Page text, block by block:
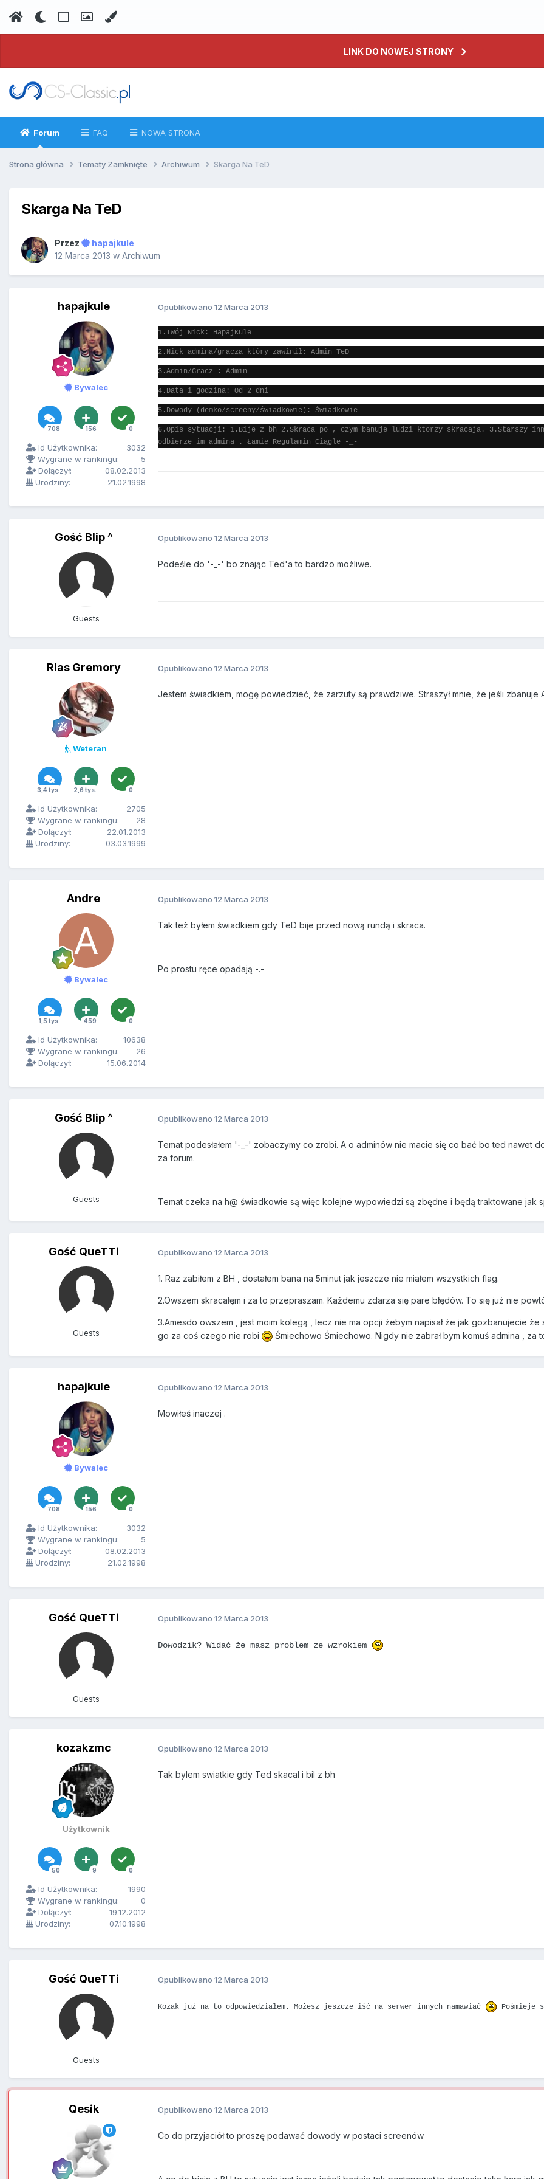
LINK DO NOWEJ STRONY
Forum FAQ NOWA STRONA
Strona główna Tematy Zamknięte Archiwum Skarga Na TeD
Skarga Na TeD
Przez
hapajkule
12 Marca 2013 w Archiwum
hapajkule
Bywalec
708 156 0
Id Użytkownika:
3032
Wygrane w rankingu:
5
Dołączył:
08.02.2013
Urodziny:
21.02.1998
Opublikowano 12 Marca 2013
1.Twój Nick: HapajKule
2.Nick admina/gracza który zawinił: Admin TeD
3.Admin/Gracz : Admin
4.Data i godzina: Od 2 dni
5.Dowody (demko/screeny/świadkowie): Świadkowie
6.Opis sytuacji: 1.Bije z bh 2.Skraca po , czym banuje ludzi ktorzy skracaja. 3.Starszy
odbierze im admina . Łamie Regulamin Ciągle -_-
Gość Blip ^
Guests
Opublikowano 12 Marca 2013
Podeśle do '-_-' bo znając Ted'a to bardzo możliwe.
Rias Gremory
Weteran
3,4 tys. 2,6 tys. 0
Id Użytkownika:
2705
Wygrane w rankingu:
28
Dołączył:
22.01.2013
Urodziny:
03.03.1999
Opublikowano 12 Marca 2013
Jestem świadkiem, mogę powiedzieć, że zarzuty są prawdziwe. Straszył mnie, że jeśli zbanuje
Andre
Bywalec
1,5 tys. 459 0
Id Użytkownika:
10638
Wygrane w rankingu:
26
Dołączył:
15.06.2014
Opublikowano 12 Marca 2013
Tak też byłem świadkiem gdy TeD bije przed nową rundą i skraca.
Po prostu ręce opadają -.-
Gość Blip ^
Guests
Opublikowano 12 Marca 2013
Temat podesłałem '-_-' zobaczymy co zrobi. A o adminów nie macie się co bać bo ted nawet
za forum.
Temat czeka na h@ świadkowie są więc kolejne wypowiedzi są zbędne i będą traktowane jak
Gość QueTTi
Guests
Opublikowano 12 Marca 2013
1. Raz zabiłem z BH , dostałem bana na 5minut jak jeszcze nie miałem wszystkich flag.
2.Owszem skracałęm i za to przepraszam. Każdemu zdarza się pare błędów. To się już nie
3.Amesdo owszem , jest moim kolegą , lecz nie ma opcji żebym napisał że jak gozbanujecie
go za coś czego nie robi
Śmiechowo Śmiechowo. Nigdy nie zabrał bym komuś admina ,
hapajkule
Bywalec
708 156 0
Id Użytkownika:
3032
Wygrane w rankingu:
5
Dołączył:
08.02.2013
Urodziny:
21.02.1998
Opublikowano 12 Marca 2013
Mowiłeś inaczej .
Gość QueTTi
Guests
Opublikowano 12 Marca 2013
Dowodzik? Widać że masz problem ze wzrokiem
kozakzmc
Użytkownik
50 9 0
Id Użytkownika:
1990
Wygrane w rankingu:
0
Dołączył:
19.12.2012
Urodziny:
07.10.1998
Opublikowano 12 Marca 2013
Tak bylem swiatkie gdy Ted skacal i bil z bh
Gość QueTTi
Guests
Opublikowano 12 Marca 2013
Kozak już na to odpowiedziałem. Możesz jeszcze iść na serwer innych namawiać Pośmieje
Qesik Opublikowano 12 Marca 2013
Co do przyjaciół to proszę podawać dowody w postaci screenów